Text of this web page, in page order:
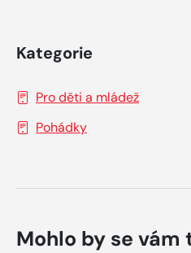
Kategorie
Pro děti a mládež
Pohádky
Mohlo by se